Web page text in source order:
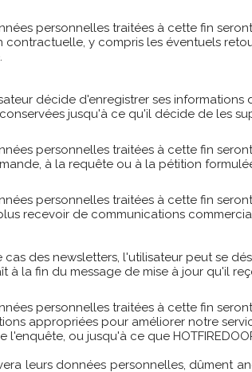
personnelles traitées à cette fin
contractuelle, y compris les éventuels
décide d'enregistrer ses
jusqu'à ce qu'il décide de les
personnelles traitées à cette fin
à la requête ou à la pétition
personnelles traitées à cette fin
recevoir de communications
cas des newsletters, l'utilisateur peut se
à la fin du message de mise à jour qu'il
personnelles traitées à cette fin
appropriées pour améliorer notre
l'enquête, ou jusqu'à ce que
leurs données personnelles,